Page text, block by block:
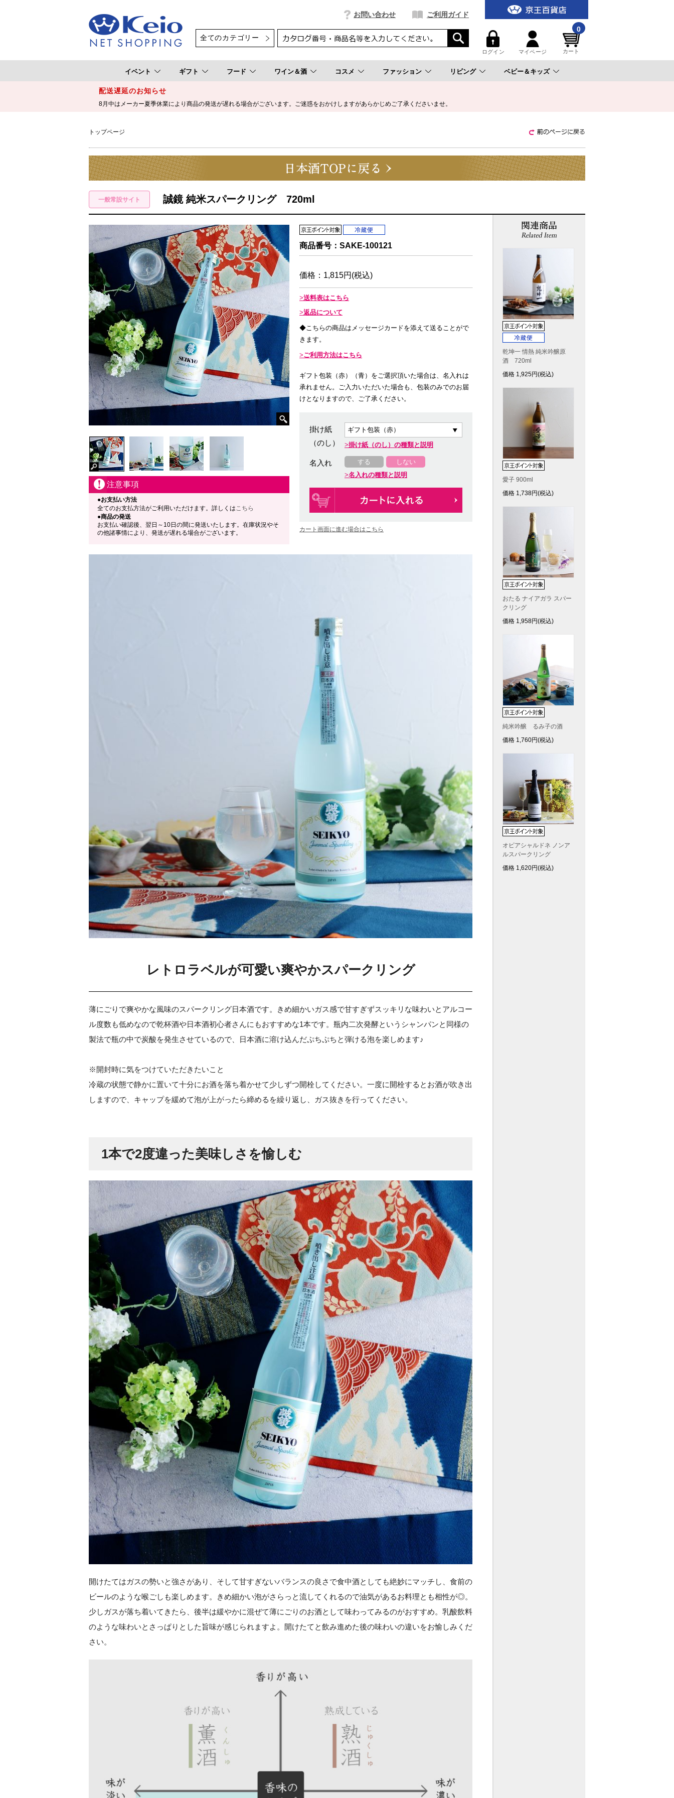
お問い合わせ ご利用ガイド
ログイン マイページ
0
カート
イベント ギフト フード ワイン＆酒 コスメ ファッション リビング ベビー＆キッズ
配送遅延のお知らせ
8月中はメーカー夏季休業により商品の発送が遅れる場合がございます。ご迷惑をおかけしますがあらかじめご了承くださいませ。
トップページ
誠鏡 純米スパークリング 720ml
注意事項
●お支払い方法
全てのお支払方法がご利用いただけます。詳しくはこちら
●商品の発送
お支払い確認後、翌日～10日の間に発送いたします。在庫状況やそ
の他諸事情により、発送が遅れる場合がございます。
商品番号： SAKE-100121
価格： 1,815円(税込)
送料表はこちら
返品について
◆こちらの商品はメッセージカードを添えて送ることがで
きます。
ご利用方法はこちら
ギフト包装（赤）（青）をご選択頂いた場合は、名入れは
承れません。ご入力いただいた場合も、包装のみでのお届
けとなりますので、ご了承ください。
掛け紙
（のし）
掛け紙（のし）の種類と説明
名入れ する
しない
名入れの種類と説明
カート画面に進む場合はこちら
レトロラベルが可愛い爽やかスパークリング
薄にごりで爽やかな風味のスパークリング日本酒です。きめ細かいガス感で甘すぎずスッキリな味わいとアルコー
ル度数も低めなので乾杯酒や日本酒初心者さんにもおすすめな1本です。瓶内二次発酵というシャンパンと同様の
製法で瓶の中で炭酸を発生させているので、日本酒に溶け込んだぷちぷちと弾ける泡を楽しめます♪
※開封時に気をつけていただきたいこと
冷蔵の状態で静かに置いて十分にお酒を落ち着かせて少しずつ開栓してください。一度に開栓するとお酒が吹き出
しますので、キャップを緩めて泡が上がったら締めるを繰り返し、ガス抜きを行ってください。
1本で2度違った美味しさを愉しむ
開けたてはガスの勢いと強さがあり、そして甘すぎないバランスの良さで食中酒としても絶妙にマッチし、食前の
ビールのような喉ごしも楽しめます。きめ細かい泡がさらっと流してくれるので油気があるお料理とも相性が◎。
少しガスが落ち着いてきたら、後半は緩やかに混ぜて薄にごりのお酒として味わってみるのがおすすめ。乳酸飲料
のような味わいとさっぱりとした旨味が感じられますよ。開けたてと飲み進めた後の味わいの違いをお愉しみくだ
さい。
乾坤一 情熱 純米吟醸原
酒 720ml
価格 1,925円(税込)
愛子 900ml
価格 1,738円(税込)
おたる ナイアガラ スパー
クリング
価格 1,958円(税込)
純米吟醸 るみ子の酒
価格 1,760円(税込)
オピアシャルドネ ノンア
ルスパークリング
価格 1,620円(税込)